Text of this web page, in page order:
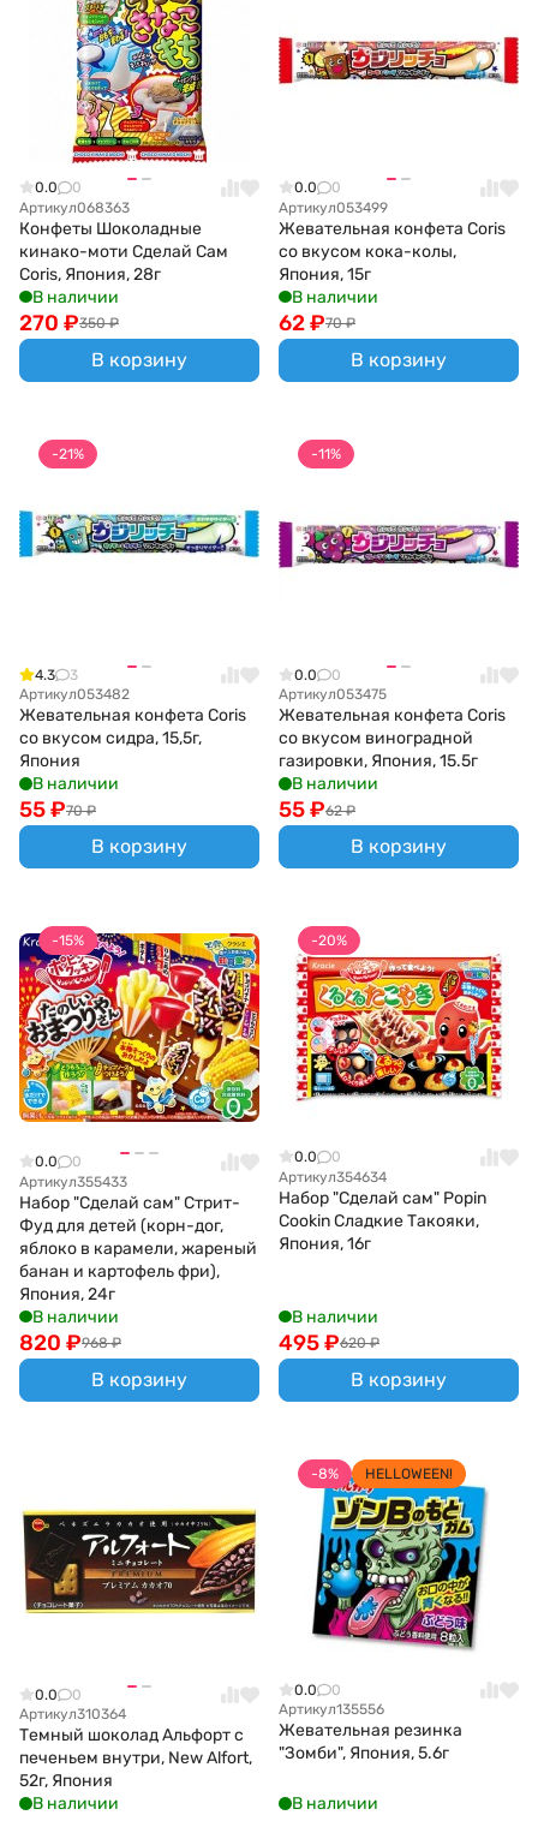
0.0
0
Артикул068363
Конфеты Шоколадные
кинако-моти Сделай Сам
Coris, Япония, 28г
В наличии
350 ₽
270 ₽
В корзину
0.0
0
Артикул053499
Жевательная конфета Coris
со вкусом кока-колы,
Япония, 15г
В наличии
70 ₽
62₽
В корзину
-21%
4.3
3
Артикул053482
Жевательная конфета Coris
со вкусом сидра, 15,5г,
Япония
В наличии
70 ₽
55₽
В корзину
-11%
0.0
0
Артикул053475
Жевательная конфета Coris
со вкусом виноградной
газировки, Япония, 15.5г
В наличии
62 ₽
55₽
В корзину
-15%
0.0
0
Артикул355433
Набор "Сделай сам" Стрит-
Фуд для детей (корн-дог,
яблоко в карамели, жареный
банан и картофель фри),
Япония, 24г
В наличии
968 ₽
820 ₽
В корзину
-20%
0.0
0
Артикул354634
Набор "Сделай сам" Popin
Cookin Сладкие Такояки,
Япония, 16г
В наличии
620 ₽
495₽
В корзину
0.0
0
Артикул310364
Темный шоколад Альфорт с
печеньем внутри, New Alfort,
52г, Япония
В наличии
-8% HELLOWEEN!
0.0
0
Артикул135556
Жевательная резинка
"Зомби", Япония, 5.6г
В наличии